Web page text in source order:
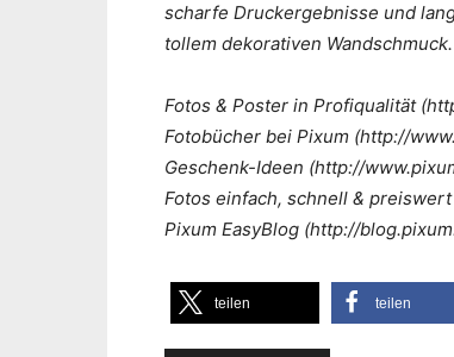
scharfe Druckergebnisse und
tollem dekorativen Wandschmuck.
Fotos & Poster in Profiqualität
Fotobücher bei Pixum (http://
Geschenk-Ideen (http://
Fotos einfach, schnell &
Pixum EasyBlog (http://
teilen teilen